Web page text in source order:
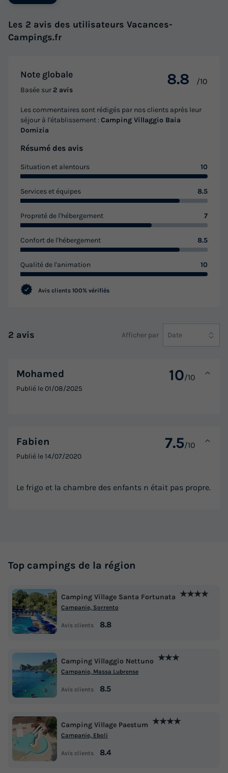
BUNGALOW 6 personnes - Bungalow
Annulation gratuite
Surface
Place de parking Télévision
BUNGALOW 6 personnes - Bungalow
du09/09/2026au16/09/2026
Meilleur prix pour 7 nuits
Modifier les dates
1 162 €
Voir les logements
Terrasse couverte Réfrigérateur Salon de jardin
Modifier les dates
1 232 €
Les 2 avis des utilisateurs Vacances-
Campings.fr
Note globale
Basée sur 2 avis
8.8 /10
Les commentaires sont rédigés par nos clients après leur
séjour à l'établissement :Camping Villaggio Baia
Domizia
Résumé des avis
Situation et alentours 10
Services et équipes 8.5
Propreté de l'hébergement 7
Confort de l'hébergement 8.5
Qualité de l'animation 10
Avis clients 100% vérifiés
2 avis Afficher par Date
Mohamed 10/10
Publié le01/08/2025
Fabien 7.5/10
Publié le14/07/2020
Le frigo et la chambre des enfants n était pas propre.
Top campings de la région
Camping Village Santa Fortunata ★★★★
Campanie, Sorrento
Avis clients 8.8
Camping Villaggio Nettuno ★★★
Campanie, Massa Lubrense
Avis clients 8.5
Camping Village Paestum ★★★★
Campanie, Eboli
Avis clients 8.4